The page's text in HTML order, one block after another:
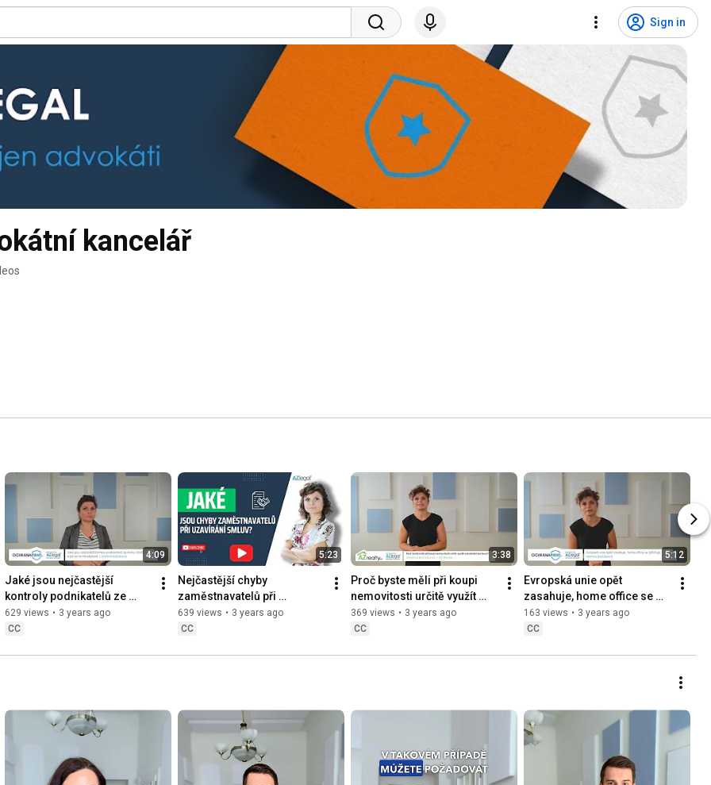
Sign in
kancelář
4:09
Jaké jsou nejčastější
kontroly podnikatelů ze
strany úřadů a jak se na ně
připravit? | Ochranafirmy
629 views • 3 years ago
CC
5:23
Nejčastější chyby
zaměstnavatelů při
uzavírání pracovních smluv
| Martina Bolčáková |
639 views • 3 years ago
CC
3:38
Proč byste měli při koupi
nemovitosti určitě využít
advokátní úschovu? | AZ
Realty
369 views • 3 years ago
CC
5:12
Evropská unie opět
zasahuje, home office se
zpřísňuje | Martina
Bolčáková |
163 views • 3 years ago
CC